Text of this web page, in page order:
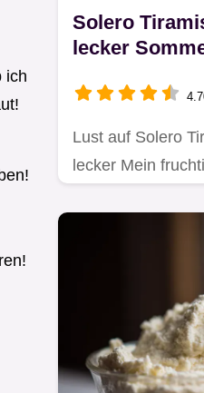
ich
Solero
lecker
Lust auf Solero
lecker Mein